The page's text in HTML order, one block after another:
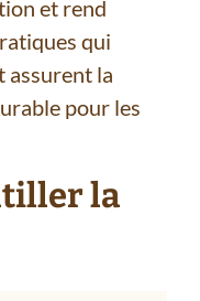
et rend
qui
assurent la
pour les
la